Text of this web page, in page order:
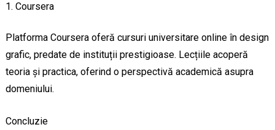
Coursera
Platforma Coursera oferă cursuri universitare online în design
grafic, predate de instituții prestigioase. Lecțiile acoperă
teoria și practica, oferind o perspectivă academică asupra
domeniului.
Concluzie